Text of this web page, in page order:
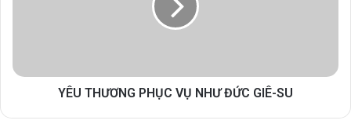
YÊU THƯƠNG PHỤC VỤ NHƯ ĐỨC GIÊ-SU